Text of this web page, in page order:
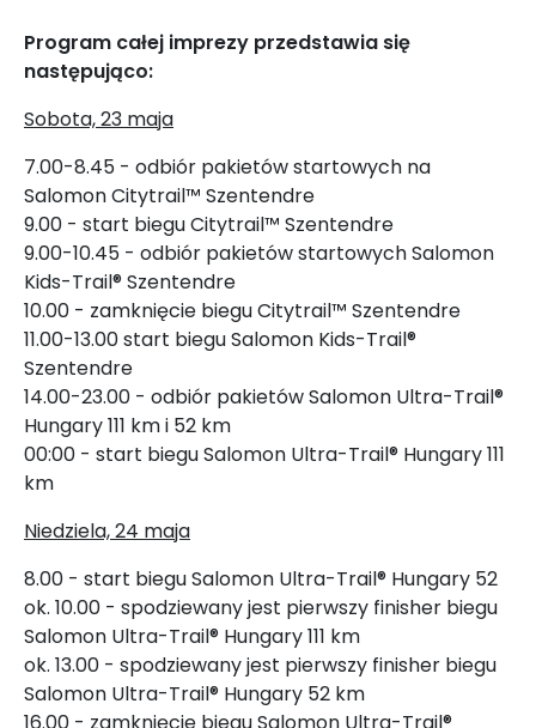
Program całej imprezy przedstawia się
następująco:
Sobota, 23 maja
7.00-8.45 - odbiór pakietów startowych na
Salomon Citytrail™ Szentendre
9.00 - start biegu Citytrail™ Szentendre
9.00-10.45 - odbiór pakietów startowych Salomon
Kids-Trail® Szentendre
10.00 - zamknięcie biegu Citytrail™ Szentendre
11.00-13.00 start biegu Salomon Kids-Trail®
Szentendre
14.00-23.00 - odbiór pakietów Salomon Ultra-Trail®
Hungary 111 km i 52 km
00:00 - start biegu Salomon Ultra-Trail® Hungary 111
km
Niedziela, 24 maja
8.00 - start biegu Salomon Ultra-Trail® Hungary 52
ok. 10.00 - spodziewany jest pierwszy finisher biegu
Salomon Ultra-Trail® Hungary 111 km
ok. 13.00 - spodziewany jest pierwszy finisher biegu
Salomon Ultra-Trail® Hungary 52 km